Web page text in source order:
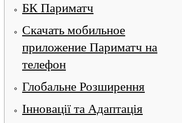
БК Париматч
Скачать мобильное
приложение Париматч на
телефон
Глобальне Розширення
Інновації та Адаптація